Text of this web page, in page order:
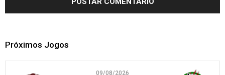
Próximos Jogos
09/08/2026